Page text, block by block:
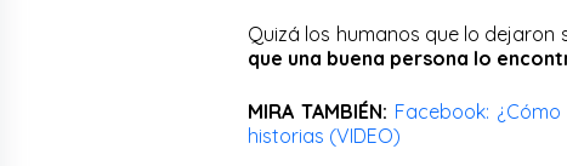
Quizá los humanos que lo dejaron
que una buena persona lo
MIRA TAMBIÉN: Facebook:
historias (VIDEO)